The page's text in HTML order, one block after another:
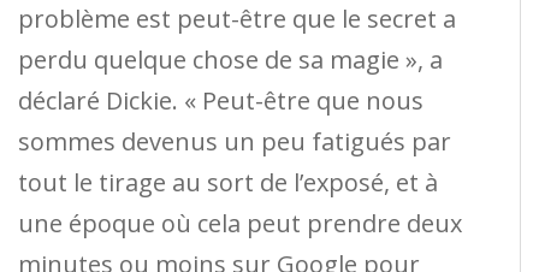
problème est peut-être que le secret a
perdu quelque chose de sa magie », a
déclaré Dickie. « Peut-être que nous
sommes devenus un peu fatigués par
tout le tirage au sort de l’exposé, et à
une époque où cela peut prendre deux
minutes ou moins sur Google pour